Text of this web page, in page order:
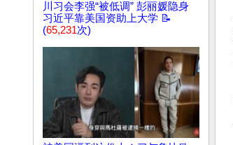
川习会李强“被低调” 彭丽媛隐身
习近平靠美国资助上大学 📝
(65,231次)